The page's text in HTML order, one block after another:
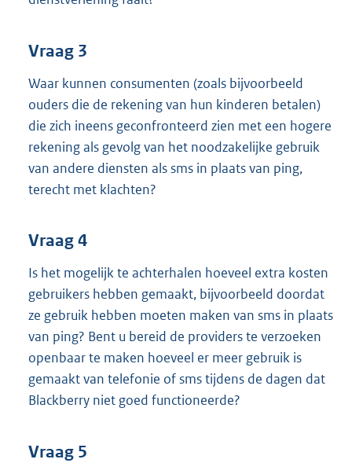
Vraag 3
Waar kunnen consumenten (zoals bijvoorbeeld
ouders die de rekening van hun kinderen betalen)
die zich ineens geconfronteerd zien met een hogere
rekening als gevolg van het noodzakelijke gebruik
van andere diensten als sms in plaats van ping,
terecht met klachten?
Vraag 4
Is het mogelijk te achterhalen hoeveel extra kosten
gebruikers hebben gemaakt, bijvoorbeeld doordat
ze gebruik hebben moeten maken van sms in plaats
van ping? Bent u bereid de providers te verzoeken
openbaar te maken hoeveel er meer gebruik is
gemaakt van telefonie of sms tijdens de dagen dat
Blackberry niet goed functioneerde?
Vraag 5